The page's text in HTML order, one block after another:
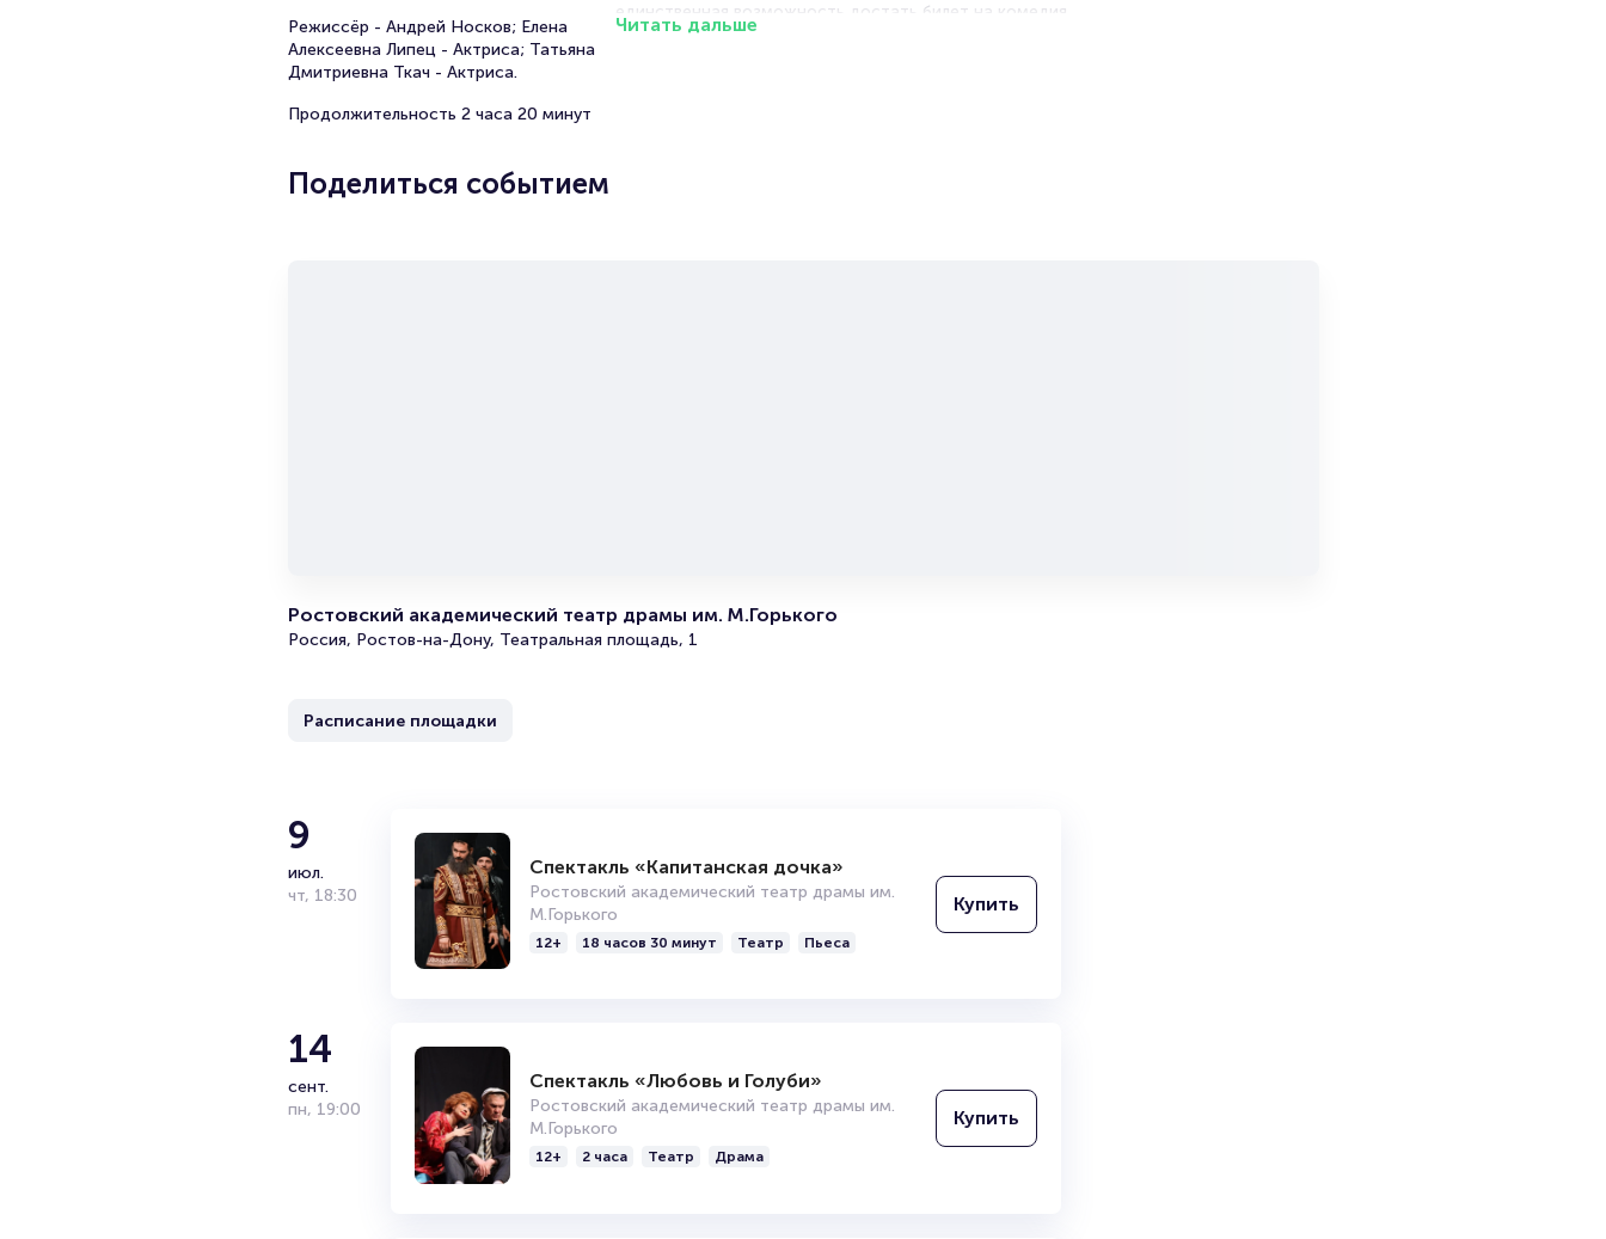
Режиссёр - Андрей Носков; Елена
Алексеевна Липец - Актриса; Татьяна
Дмитриевна Ткач - Актриса.
Продолжительность 2 часа 20 минут
единственная возможность достать билет на комедия.
Читать дальше
Поделиться событием
Ростовский академический театр драмы им. М.Горького
Россия, Ростов-на-Дону, Театральная площадь, 1
Расписание площадки
9
июл.
чт, 18:30
Спектакль «Капитанская дочка»
Ростовский академический театр драмы им.
М.Горького
12+ 18 часов 30 минут Театр Пьеса
Купить
14
сент.
пн, 19:00
Спектакль «Любовь и Голуби»
Ростовский академический театр драмы им.
М.Горького
12+ 2 часа Театр Драма
Купить